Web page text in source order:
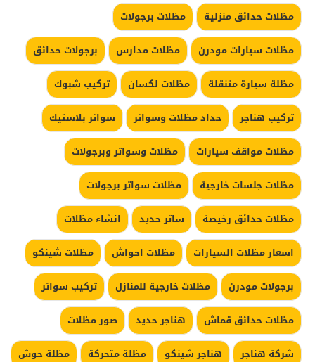
مظلات حدائق منزلية
مظلات برجولات
مظلات سيارات مودرن
مظلات مدارس
برجولات حدائق
مظلة سيارة متنقلة
مظلات لكسان
تركيب شبوك
تركيب هناجر
حداد مظلات وسواتر
سواتر بلاستيك
مظلات مواقف سيارات
مظلات وسواتر وبرجولات
مظلات جلسات خارجية
مظلات سواتر برجولات
مظلات حدائق رخيصة
ساتر حديد
انشاء مظلات
اسعار مظلات السيارات
مظلات احواش
مظلات شينكو
برجولات مودرن
مظلات خارجية للمنازل
تركيب سواتر
مظلات حدائق قماش
هناجر حديد
صور مظلات
شركة هناجر
هناجر شينكو مظلة متحركة
مظلة حوش